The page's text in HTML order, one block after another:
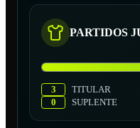
PARTIDOS
3
TITULAR
0
SUPLENTE